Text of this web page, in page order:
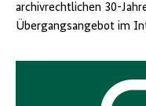
archivrechtlichen 30-
Übergangsangebot im